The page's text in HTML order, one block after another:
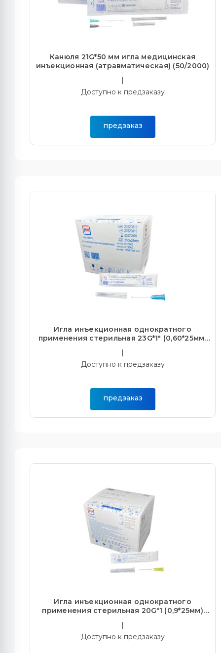
Канюля 21G*50 мм игла медицинская
инъекционная (атравматическая) (50/2000)
|
Доступно к предзаказу
предзаказ
Игла инъекционная однократного
применения стерильная 23G*1" (0,60*25мм)
|
Доступно к предзаказу
предзаказ
Игла инъекционная однократного
применения стерильная 20G*1 (0,9*25мм)
|
Доступно к предзаказу